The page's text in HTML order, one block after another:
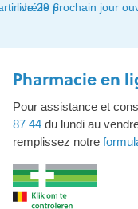
de 29 €
livré le prochain jour
Pharmacie en
Pour assistance et
87 44 du lundi au
remplissez notre